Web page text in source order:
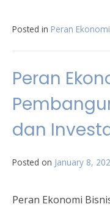
Posted in Peran Ekonomi
Peran
dan
Posted on January 8,
Peran Ekonomi